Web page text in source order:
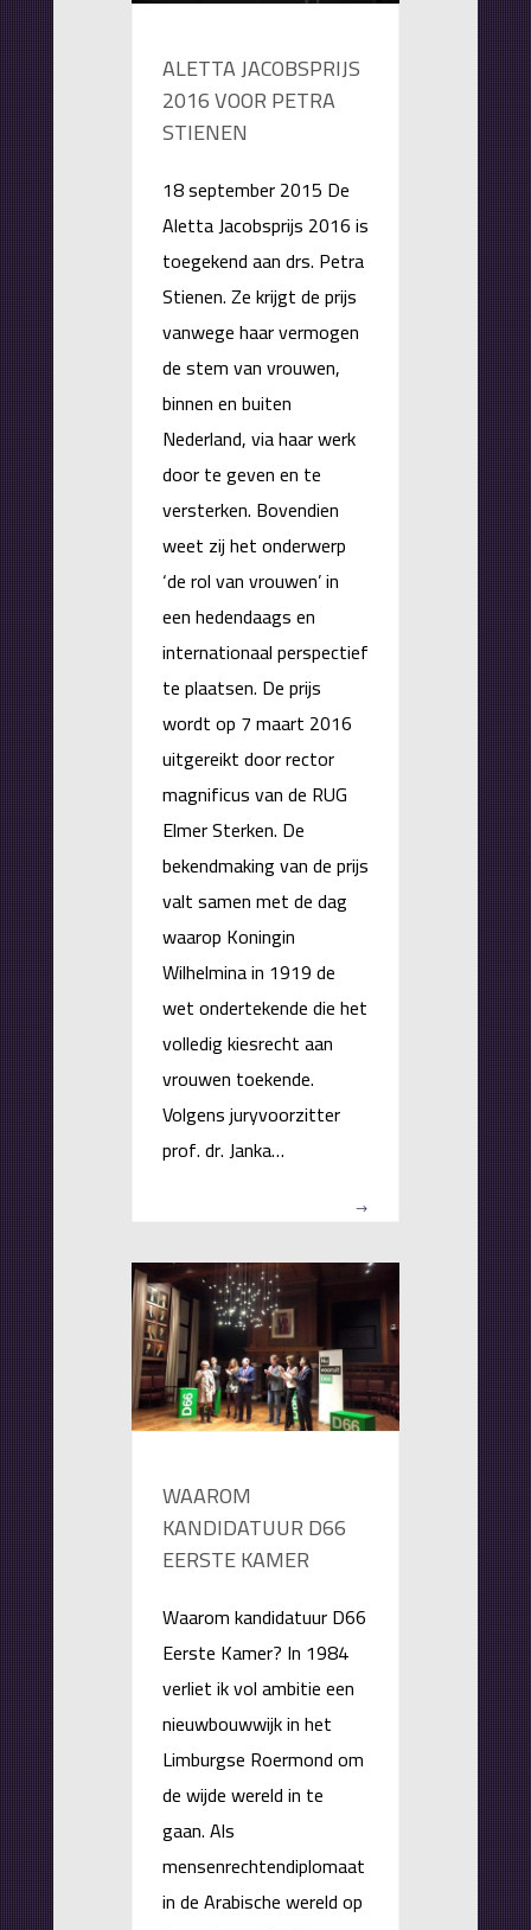
ALETTA JACOBSPRIJS
2016 VOOR PETRA
STIENEN
18 september 2015 De
Aletta Jacobsprijs 2016 is
toegekend aan drs. Petra
Stienen. Ze krijgt de prijs
vanwege haar vermogen
de stem van vrouwen,
binnen en buiten
Nederland, via haar werk
door te geven en te
versterken. Bovendien
weet zij het onderwerp
‘de rol van vrouwen’ in
een hedendaags en
internationaal perspectief
te plaatsen. De prijs
wordt op 7 maart 2016
uitgereikt door rector
magnificus van de RUG
Elmer Sterken. De
bekendmaking van de prijs
valt samen met de dag
waarop Koningin
Wilhelmina in 1919 de
wet ondertekende die het
volledig kiesrecht aan
vrouwen toekende.
Volgens juryvoorzitter
prof. dr. Janka…
WAAROM
KANDIDATUUR D66
EERSTE KAMER
Waarom kandidatuur D66
Eerste Kamer? In 1984
verliet ik vol ambitie een
nieuwbouwwijk in het
Limburgse Roermond om
de wijde wereld in te
gaan. Als
mensenrechtendiplomaat
in de Arabische wereld op